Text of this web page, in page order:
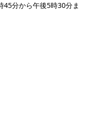
45分から午後5時30分ま